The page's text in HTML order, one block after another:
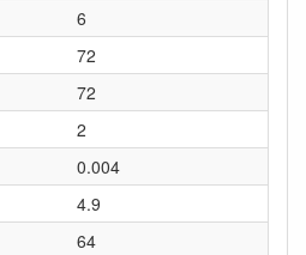
6
72
72
2
0.004
4.9
64